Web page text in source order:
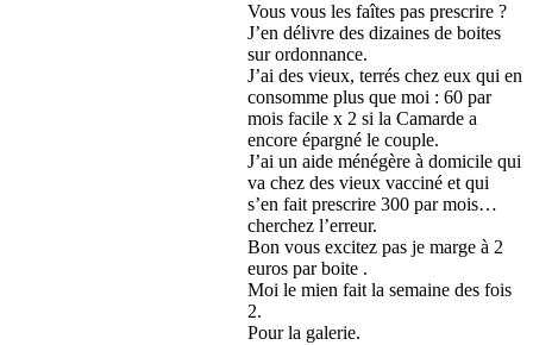
Vous vous les faîtes pas prescrire ?
J’en délivre des dizaines de boites
sur ordonnance.
J’ai des vieux, terrés chez eux qui en
consomme plus que moi : 60 par
mois facile x 2 si la Camarde a
encore épargné le couple.
J’ai un aide ménégère à domicile qui
va chez des vieux vacciné et qui
s’en fait prescrire 300 par mois…
cherchez l’erreur.
Bon vous excitez pas je marge à 2
euros par boite .
Moi le mien fait la semaine des fois
2.
Pour la galerie.